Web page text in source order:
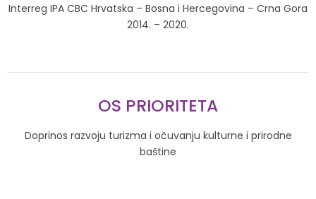
Interreg IPA CBC Hrvatska – Bosna i Hercegovina – Crna Gora
2014. – 2020.
OS PRIORITETA
Doprinos razvoju turizma i očuvanju kulturne i prirodne
baštine